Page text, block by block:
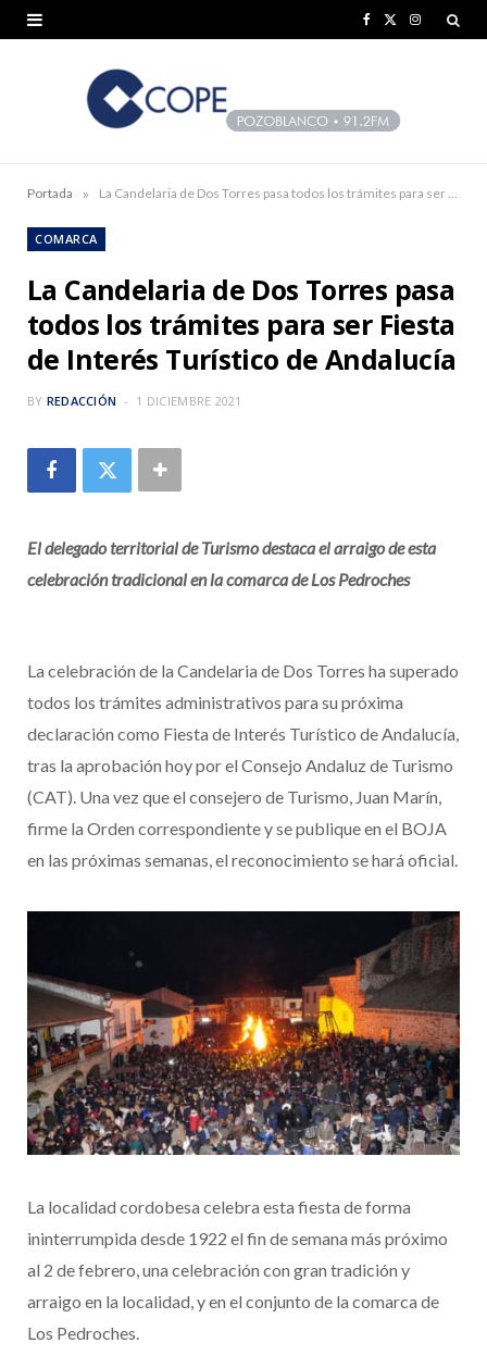
e
k e
)
I
a
m
Portada »
COMARCA
La Candelaria de Dos Torres pasa
todos los trámites para ser Fiesta
de Interés Turístico de Andalucía
BY REDACCIÓN 1 DICIEMBRE 2021
El delegado territorial de Turismodestaca el arraigo de esta
celebración tradicional en la comarca de Los Pedroches
La celebración de la Candelaria de Dos Torres ha superado
todos los trámites administrativos para su próxima
declaración como Fiesta de Interés Turístico de Andalucía,
tras la aprobación hoy por el Consejo Andaluz de Turismo
(CAT). Una vez que el consejero de Turismo, Juan Marín,
firme la Orden correspondiente y se publique en el BOJA
en las próximas semanas, el reconocimiento se hará oficial.
La localidad cordobesa celebra esta fiesta de forma
ininterrumpida desde 1922 el fin de semana más próximo
al 2 de febrero, una celebración con gran tradición y
arraigo en la localidad, y en el conjunto de la comarca de
Los Pedroches.